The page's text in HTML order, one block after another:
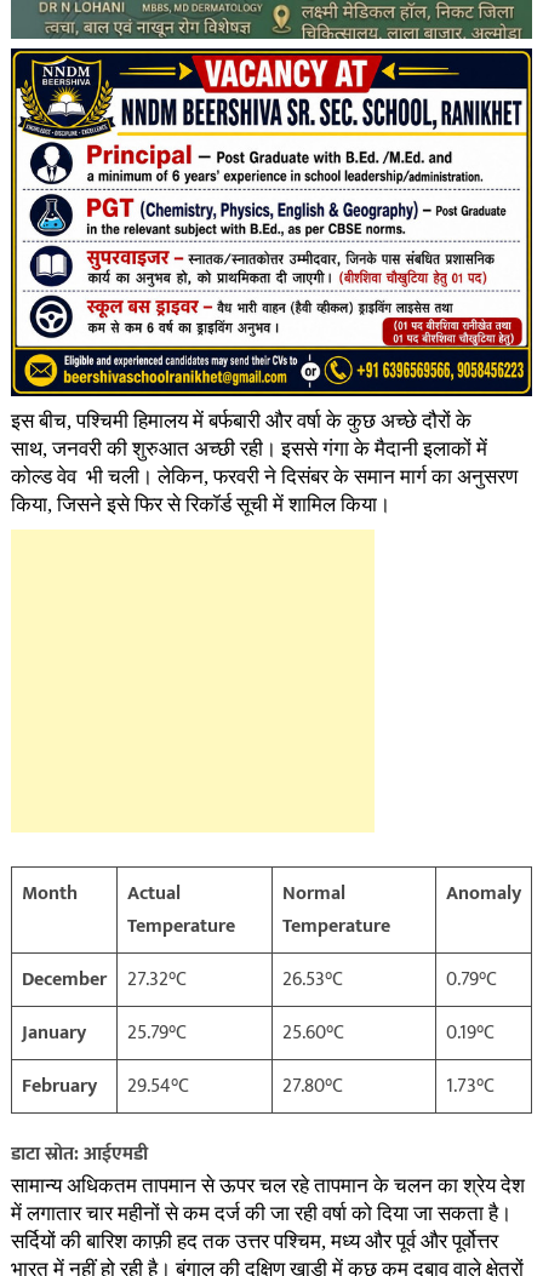
इस बीच, पश्चिमी हिमालय में बर्फबारी और वर्षा के कुछ अच्छे दौरों के
साथ, जनवरी की शुरुआत अच्छी रही। इससे गंगा के मैदानी इलाकों में
कोल्ड वेव भी चली। लेकिन, फरवरी ने दिसंबर के समान मार्ग का अनुसरण
किया, जिसने इसे फिर से रिकॉर्ड सूची में शामिल किया।
Month
Actual
Temperature
Normal
Temperature
Anomaly
December 27.32°C 26.53°C
0.79°C
January
25.79°C 25.60°C
0.19°C
February
29.54°C 27.80°C 1.73°C
डाटा स्रोत: आईएमडी
सामान्य अधिकतम तापमान से ऊपर चल रहे तापमान के चलन का श्रेय देश
में लगातार चार महीनों से कम दर्ज की जा रही वर्षा को दिया जा सकता है।
सर्दियों की बारिश काफ़ी हद तक उत्तर पश्चिम, मध्य और पूर्व और पूर्वोत्तर
भारत में नहीं हो रही है। बंगाल की दक्षिण खाड़ी में कुछ कम दबाव वाले क्षेत्रों